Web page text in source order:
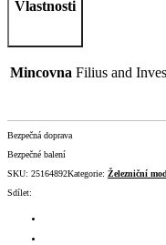
Vlastnosti
Mincovna Filius and
Bezpečná doprava
Bezpečné balení
SKU: 25164892Kategorie: Železniční
Sdílet: